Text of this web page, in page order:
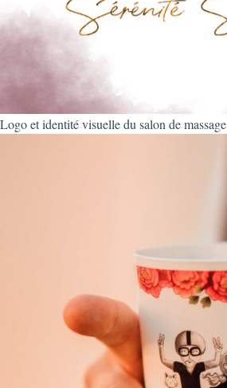
Logo et identité visuelle du salon de